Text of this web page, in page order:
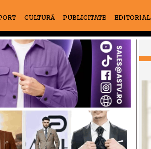
CULTURĂ PUBLICITATE EDITORIAL